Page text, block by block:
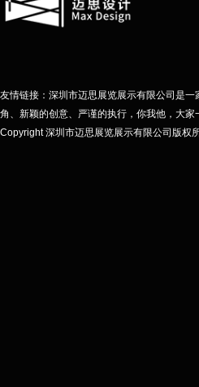
友情链接：深圳市迈思展览展示有限公司是
角、新颖的创意、严谨的执行，你我他，大
Copyright 深圳市迈思展览展示有限公司 版权